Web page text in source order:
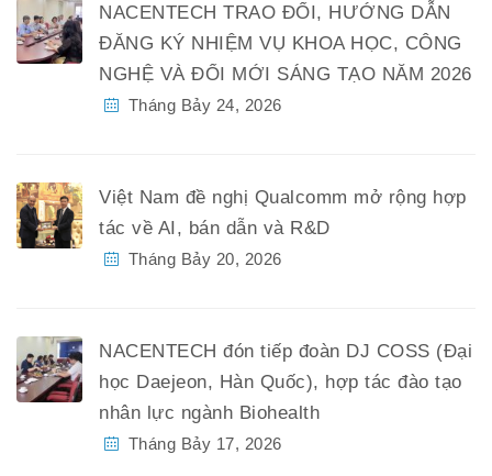
NACENTECH TRAO ĐỔI, HƯỚNG DẪN
ĐĂNG KÝ NHIỆM VỤ KHOA HỌC, CÔNG
NGHỆ VÀ ĐỔI MỚI SÁNG TẠO NĂM 2026
Tháng Bảy 24, 2026
Việt Nam đề nghị Qualcomm mở rộng hợp
tác về AI, bán dẫn và R&D
Tháng Bảy 20, 2026
NACENTECH đón tiếp đoàn DJ COSS (Đại
học Daejeon, Hàn Quốc), hợp tác đào tạo
nhân lực ngành Biohealth
Tháng Bảy 17, 2026